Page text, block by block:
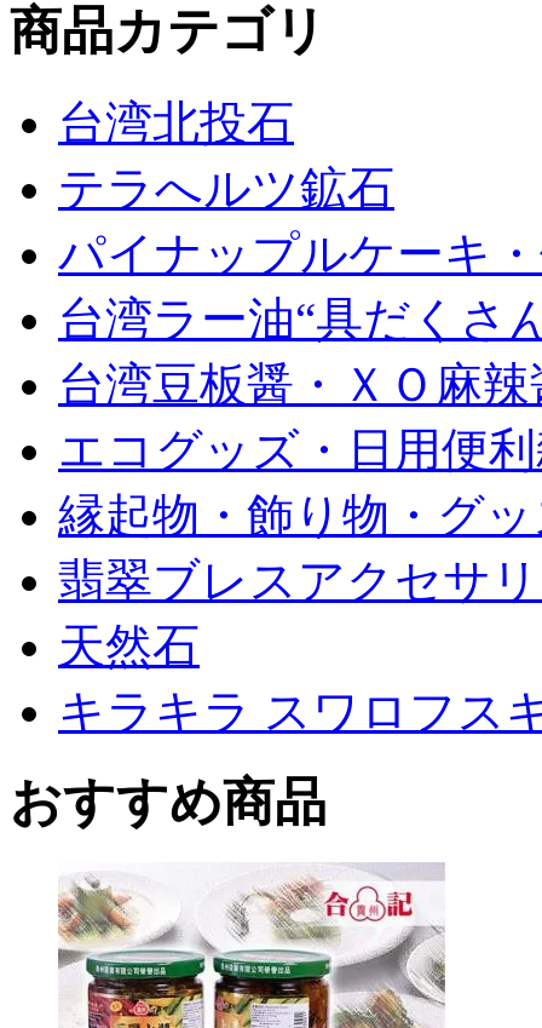
商品カテゴリ
台湾北投石
テラへルツ鉱石
パイナップルケーキ
台湾ラー油“具だくさ
台湾豆板醤・ＸＯ麻辣
エコグッズ・日用便
縁起物・飾り物・グ
翡翠ブレスアクセサ
天然石
キラキラ スワロフス
おすすめ商品